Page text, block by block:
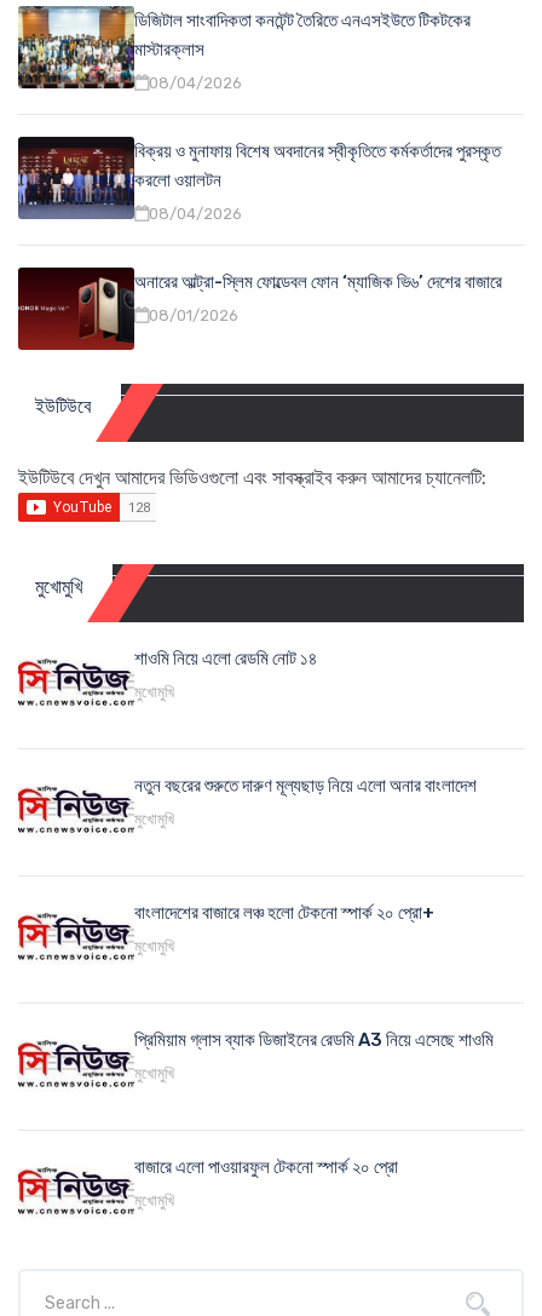
ডিজিটাল সাংবাদিকতা কনটেন্ট তৈরিতে এনএসইউতে টিকটকের
মাস্টারক্লাস
08/04/2026
বিক্রয় ও মুনাফায় বিশেষ অবদানের স্বীকৃতিতে কর্মকর্তাদের পুরস্কৃত
করলো ওয়ালটন
08/04/2026
অনারের আল্ট্রা-স্লিম ফোল্ডেবল ফোন ‘ম্যাজিক ভি৬’ দেশের বাজারে
08/01/2026
ইউটিউবে
ইউটিউবে দেখুন আমাদের ভিডিওগুলো এবং সাবস্ক্রাইব করুন আমাদের চ্যানেলটি:
মুখোমুখি
শাওমি নিয়ে এলো রেডমি নোট ১৪
মুখোমুখি
নতুন বছরের শুরুতে দারুণ মূল্যছাড় নিয়ে এলো অনার বাংলাদেশ
মুখোমুখি
বাংলাদেশের বাজারে লঞ্চ হলো টেকনো স্পার্ক ২০ প্রো+
মুখোমুখি
প্রিমিয়াম গ্লাস ব্যাক ডিজাইনের রেডমি A3 নিয়ে এসেছে শাওমি
মুখোমুখি
বাজারে এলো পাওয়ারফুল টেকনো স্পার্ক ২০ প্রো
মুখোমুখি